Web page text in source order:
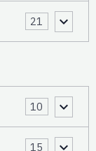
21
10
15